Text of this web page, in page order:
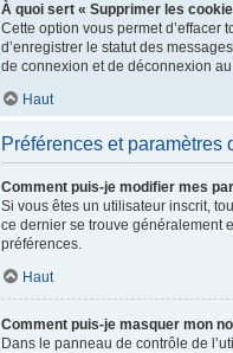
À quoi sert « Supprimer les
Cette option vous permet
d’enregistrer le statut des
de connexion et de déconnexion
Haut
Préférences et paramètres
Comment puis-je modifier mes
Si vous êtes un utilisateur inscrit,
ce dernier se trouve généralement
préférences.
Haut
Comment puis-je masquer mon
Dans le panneau de contrôle de